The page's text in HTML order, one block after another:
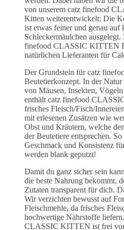
von unserem catz finefood
Kitten weiterentwickelt: Die
ist etwas feiner und genau auf
Schleckermäulchen
finefood CLASSIC KITTEN
natürlichen Lieferanten für
Der Grundstein für catz
Beutetierkonzept. In der Natur
von Mäusen, Insekten,
enthält catz finefood
frisches Fleisch/Fisch/
mit erlesenen Zusätzen wie
Obst und Kräutern, welche
der Beutetiere entsprechen.
Geschmack und Konsistenz
werden blank geputzt!
Damit du ganz sicher sein
die beste Nahrung bekommt,
Zutaten transparent für dich.
Wir verzichten bewusst auf
Fleischmehle, da frisches
hochwertige Nährstoffe
CLASSIC KITTEN ist frei